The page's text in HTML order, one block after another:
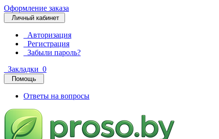
Оформление заказа
Личный кабинет
Авторизация
Регистрация
Забыли пароль?
Закладки 0
Помощь
Ответы на вопросы